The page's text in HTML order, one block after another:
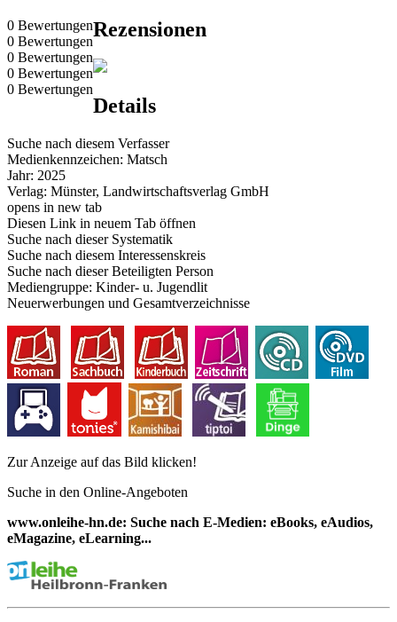
0 Bewertungen
0 Bewertungen
0 Bewertungen
0 Bewertungen
0 Bewertungen
Rezensionen
Details
Suche nach diesem Verfasser
Medienkennzeichen: Matsch
Jahr: 2025
Verlag: Münster, Landwirtschaftsverlag GmbH
opens in new tab
Diesen Link in neuem Tab öffnen
Suche nach dieser Systematik
Suche nach diesem Interessenskreis
Suche nach dieser Beteiligten Person
Mediengruppe: Kinder- u. Jugendlit
Neuerwerbungen und Gesamtverzeichnisse
Zur Anzeige auf das Bild klicken!
Suche in den Online-Angeboten
www.onleihe-hn.de: Suche nach E-Medien: eBooks, eAudios,
eMagazine, eLearning...